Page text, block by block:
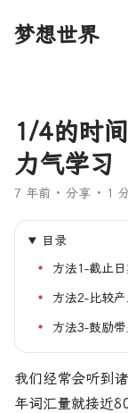
梦想世界
1/4的时
力气学习
7 年前 分享 1
目录
方法1-截止日
方法2-比较产
方法3-鼓励带
我们经常会听到
年词汇量就接近